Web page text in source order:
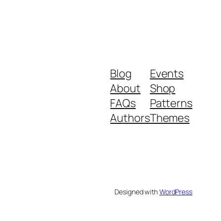
Blog
About
FAQs
Authors
Events
Shop
Patterns
Themes
Designed withWordPress